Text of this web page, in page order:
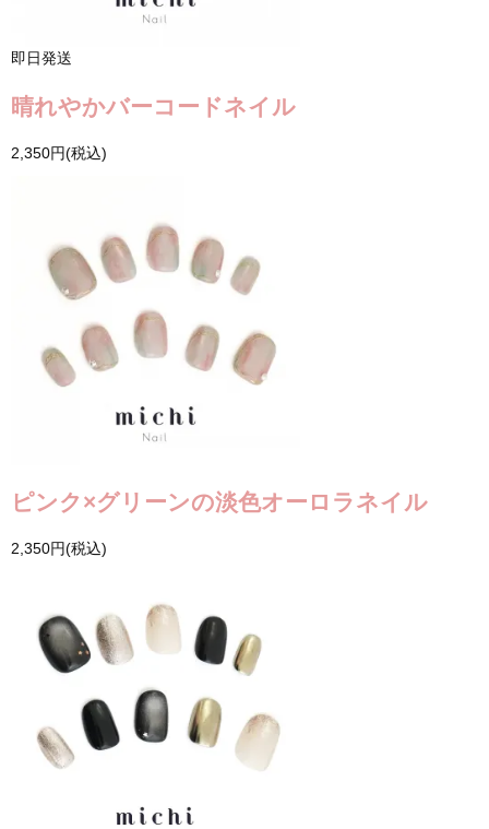
即日発送
晴れやかバーコードネイル
2,350円(税込)
ピンク×グリーンの淡色オーロラネイル
2,350円(税込)